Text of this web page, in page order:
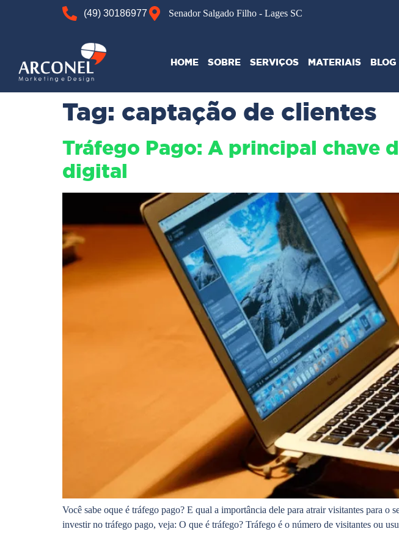
(49) 30186977 Senador Salgado Filho - Lages SC
HOME SOBRE SERVIÇOS MATERIAIS BLOG
Tag: captação de clientes
Tráfego Pago: A principal chave
digital
Você sabe oque é tráfego pago? E qual a importância dele para atrair visitantes para
investir no tráfego pago, veja: O que é tráfego? Tráfego é o número de visitantes ou